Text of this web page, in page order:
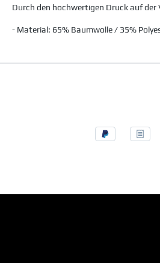
Durch den hochwertigen Druck auf der
- Material: 65% Baumwolle / 35%